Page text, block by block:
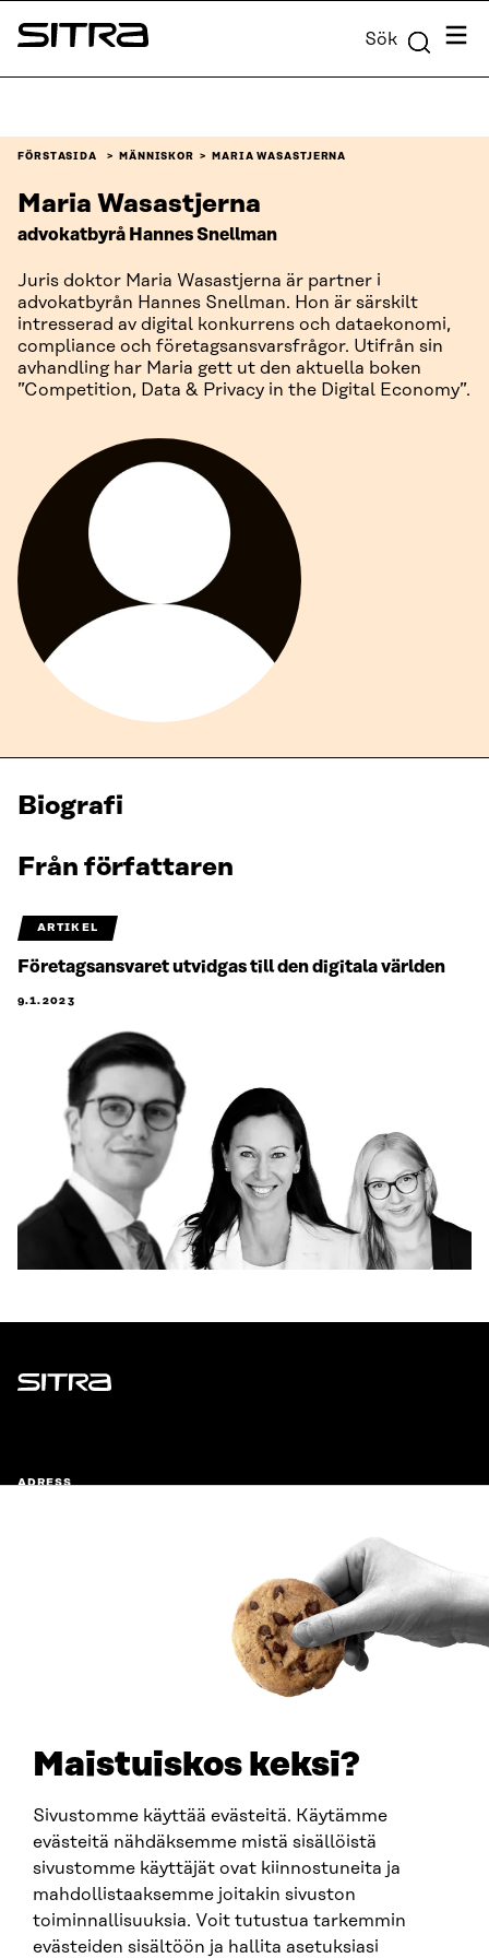
Maistuiskos keksi?
Sivustomme käyttää evästeitä. Käytämme
evästeitä nähdäksemme mistä sisällöistä
sivustomme käyttäjät ovat kiinnostuneita ja
mahdollistaaksemme joitakin sivuston
toiminnallisuuksia. Voit tutustua tarkemmin
evästeiden sisältöön ja hallita asetuksiasi
Skip to
content
Sitra Sök Meny
FÖRSTASIDA MÄNNISKOR MARIA WASASTJERNA
Maria Wasastjerna
advokatbyrå Hannes Snellman
Juris doktor Maria Wasastjerna är partner i
advokatbyrån Hannes Snellman. Hon är särskilt
intresserad av digital konkurrens och dataekonomi,
compliance och företagsansvarsfrågor. Utifrån sin
avhandling har Maria gett ut den aktuella boken
”Competition, Data & Privacy in the Digital Economy”.
Biografi
Från författaren
ARTIKEL
Företagsansvaret utvidgas till den digitala världen
9.1.2023
Sitra
ADRESS
fornamn.efternamn@sitra.fi
SITRA PÅ SOCIALA MEDIER
LinkedIn
Instagram